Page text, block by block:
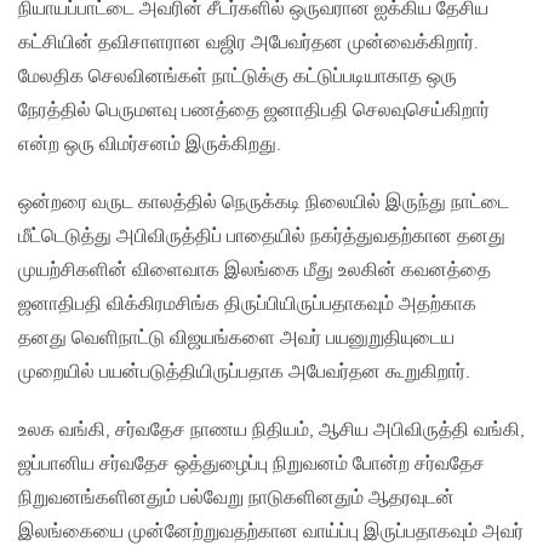
நியாயப்பாட்டை அவரின் சீடர்களில் ஒருவரான ஐக்கிய தேசிய
கட்சியின் தவிசாளரான வஜிர அபேவர்தன முன்வைக்கிறார்.
மேலதிக செலவினங்கள் நாட்டுக்கு கட்டுப்படியாகாத ஒரு
நேரத்தில் பெருமளவு பணத்தை ஜனாதிபதி செலவுசெய்கிறார்
என்ற ஒரு விமர்சனம் இருக்கிறது.
ஒன்றரை வருட காலத்தில் நெருக்கடி நிலையில் இருந்து நாட்டை
மீட்டெடுத்து அபிவிருத்திப் பாதையில் நகர்த்துவதற்கான தனது
முயற்சிகளின் விளைவாக இலங்கை மீது உலகின் கவனத்தை
ஜனாதிபதி விக்கிரமசிங்க திருப்பியிருப்பதாகவும் அதற்காக
தனது வெளிநாட்டு விஜயங்களை அவர் பயனுறுதியுடைய
முறையில் பயன்படுத்தியிருப்பதாக அபேவர்தன கூறுகிறார்.
உலக வங்கி, சர்வதேச நாணய நிதியம், ஆசிய அபிவிருத்தி வங்கி,
ஜப்பானிய சர்வதேச ஒத்துழைப்பு நிறுவனம் போன்ற சர்வதேச
நிறுவனங்களினதும் பல்வேறு நாடுகளினதும் ஆதரவுடன்
இலங்கையை முன்னேற்றுவதற்கான வாய்ப்பு இருப்பதாகவும் அவர்